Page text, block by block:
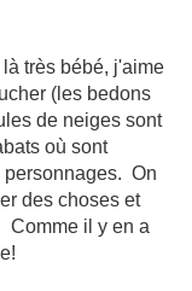
très bébé, j'aime
(les bedons
de neiges sont
où sont
personnages. On
des choses et
Comme il y en a